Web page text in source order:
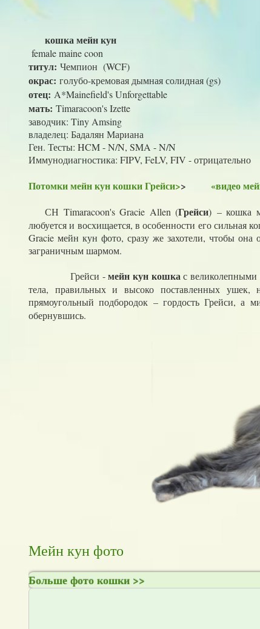
кошка мейн кун
female maine coon
титул: Чемпион (WCF)
окрас: голубо-кремовая дымная солидная (gs)
отец: A*Mainefield's Unforgettable
мать: Timaracoon's Izette
заводчик: Tiny Amsing
владелец: Бадалян Мариана
Ген. Тесты: HCM - N/N, SMA - N/N
Иммунодиагностика: FIPV, FeLV, FIV - отрицательно
Потомки мейн кун кошки Грейси>> «видео
СН Timaracoon's Gracie Allen (Грейси) – кошка
любуется и восхищается, в особенности его сильная
Gracie мейн кун фото, сразу же захотели, чтобы
заграничным шармом.
Грейси -мейн кун кошка с
тела, правильных и высоко поставленных
прямоугольный подбородок – гордость Грейси,
обернувшись.
Мейн кун фото
Больше фото кошки >>